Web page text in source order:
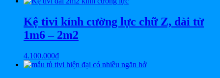
Kệ tivi kính cường lực chữ Z, dài từ
1m6 – 2m2
4.100.000₫